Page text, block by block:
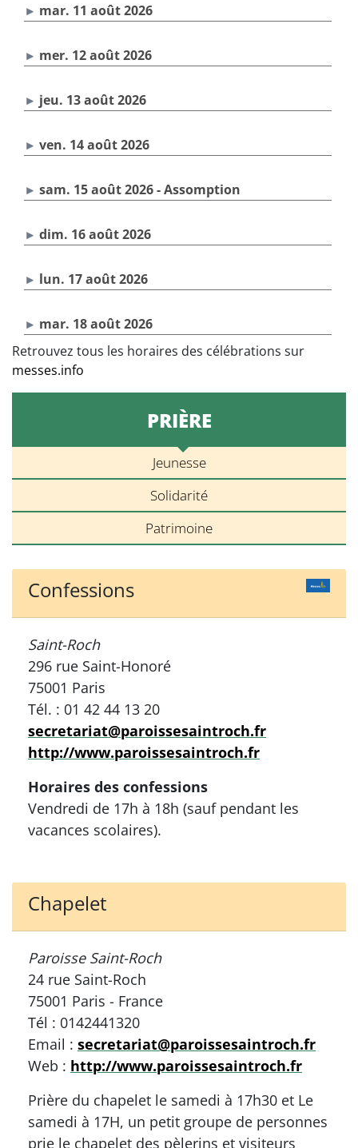
mar. 11 août 2026
mer. 12 août 2026
jeu. 13 août 2026
ven. 14 août 2026
sam. 15 août 2026 - Assomption
dim. 16 août 2026
lun. 17 août 2026
mar. 18 août 2026
Retrouvez tous les horaires des célébrations sur
messes.info
PRIÈRE
Jeunesse
Solidarité
Patrimoine
Confessions
Saint-Roch
296 rue Saint-Honoré
75001 Paris
Tél. : 01 42 44 13 20
secretariat@paroissesaintroch.fr
http://www.paroissesaintroch.fr
Horaires des confessions
Vendredi de 17h à 18h (sauf pendant les
vacances scolaires).
Chapelet
Paroisse Saint-Roch
24 rue Saint-Roch
75001 Paris - France
Tél : 0142441320
Email : secretariat@paroissesaintroch.fr
Web : http://www.paroissesaintroch.fr
Prière du chapelet le samedi à 17h30 et Le
samedi à 17H, un petit groupe de personnes
prie le chapelet des pèlerins et visiteurs